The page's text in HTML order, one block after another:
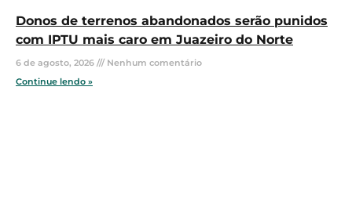
Donos de terrenos abandonados serão punidos
com IPTU mais caro em Juazeiro do Norte
6 de agosto, 2026
Nenhum comentário
Continue lendo »